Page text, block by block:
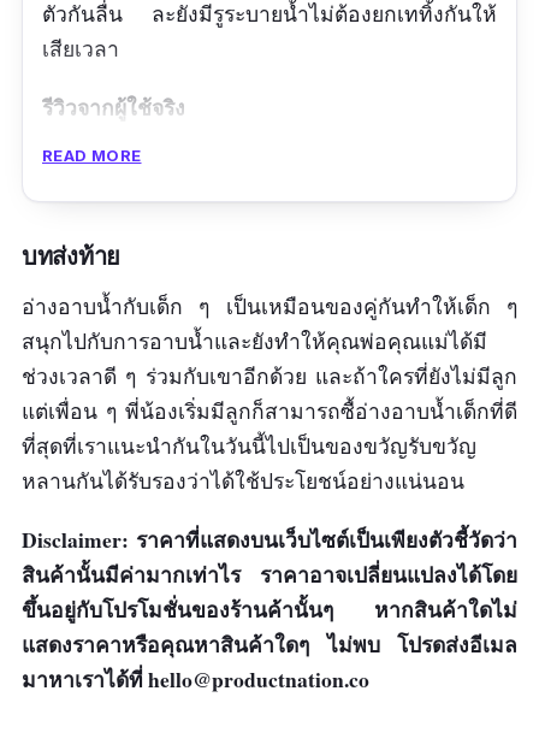
ตัวกันลื่น ละยังมีรูระบายน้ำไม่ต้องยกเททิ้งกันให้
เสียเวลา
รีวิวจากผู้ใช้จริง
สินค้าดีมาก ขนาดใหญ่ สีสวย
ดีไซน์สดใส เด็ก ๆ ชอบ
ทนทานรับน้ำหนักได้ดี
มีตัวกันลื่น
มีรูระบายน้ำ
ข้อเสีย
ราคาสูง
READ MORE
บทส่งท้าย
อ่างอาบน้ำกับเด็ก ๆ เป็นเหมือนของคู่กันทำให้เด็ก ๆ
สนุกไปกับการอาบน้ำและยังทำให้คุณพ่อคุณแม่ได้มี
ช่วงเวลาดี ๆ ร่วมกับเขาอีกด้วย และถ้าใครที่ยังไม่มีลูก
แต่เพื่อน ๆ พี่น้องเริ่มมีลูกก็สามารถซื้อ่างอาบน้ำเด็กที่ดี
ที่สุดที่เราแนะนำกันในวันนี้ไปเป็นของขวัญรับขวัญ
หลานกันได้รับรองว่าได้ใช้ประโยชน์อย่างแน่นอน
Disclaimer: ราคาที่แสดงบนเว็บไซต์เป็นเพียงตัวชี้วัดว่า
สินค้านั้นมีค่ามากเท่าไร ราคาอาจเปลี่ยนแปลงได้โดย
ขึ้นอยู่กับโปรโมชั่นของร้านค้านั้นๆ หากสินค้าใดไม่
แสดงราคาหรือคุณหาสินค้าใดๆ ไม่พบ โปรดส่งอีเมล
มาหาเราได้ที่hello@productnation.co